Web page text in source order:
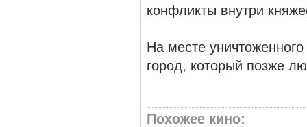
конфликты внутри
На месте
город, который позже
Похожее кино: